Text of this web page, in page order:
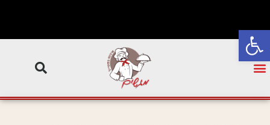
פתח סרגל נגישות